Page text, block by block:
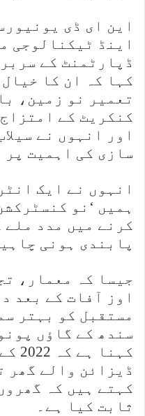
این ای ڈی
اینڈ ٹیکنالوجی
ڈپارٹمنٹ کے
کہا کہ ان کا
تعمیر نو زمین،
کنکریٹ کے
اور انہوں نے
سازی کی اہمیت پر
انہوں نے ایک
ہمیں ‘نو
کرنے میں مدد ملے
پابندی ہونی
جیسا کہ معمار،
اوز آفات کے بعد
مستقبل کو بہتر
سندھ کے گاؤں
ڈیزائن والے گھر
کہتے ہیں کہ
ثابت کیا ہے۔